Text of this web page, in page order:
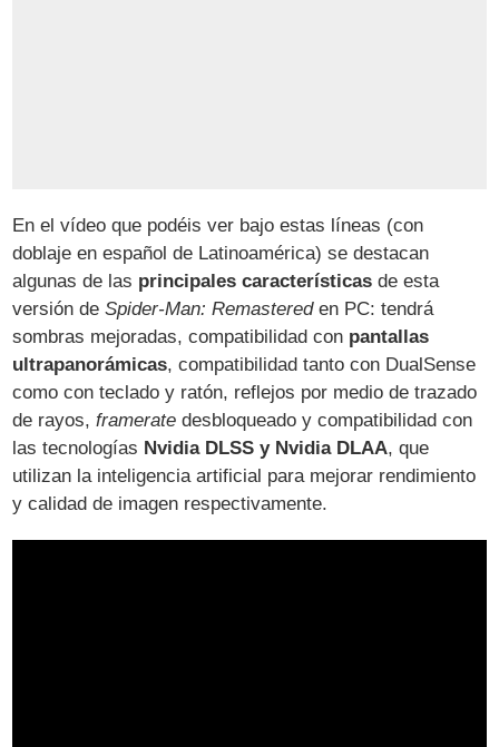
En el vídeo que podéis ver bajo estas líneas (con
doblaje en español de Latinoamérica) se destacan
algunas de las principales características de esta
versión deSpider-Man: Remastereden PC: tendrá
sombras mejoradas, compatibilidad con pantallas
ultrapanorámicas, compatibilidad tanto con DualSense
como con teclado y ratón, reflejos por medio de trazado
de rayos,framerate desbloqueado y compatibilidad con
las tecnologías Nvidia DLSS y Nvidia DLAA, que
utilizan la inteligencia artificial para mejorar rendimiento
y calidad de imagen respectivamente.